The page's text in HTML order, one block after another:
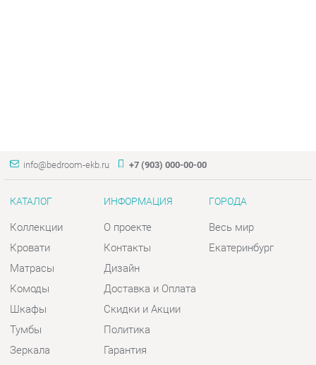
КАТАЛОГ
Матрасы
Комоды
Шкафы
Тумбы
Зеркала
Столы
Мягкая мебель
ИНФОРМАЦИЯ
Дизайн
Доставка и Оплата
Скидки и Акции
Политика
Гарантия
Помощь
ГОРОДА